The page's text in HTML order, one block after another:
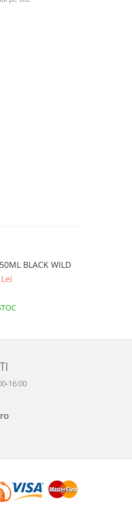
BLACK WILD
16:00